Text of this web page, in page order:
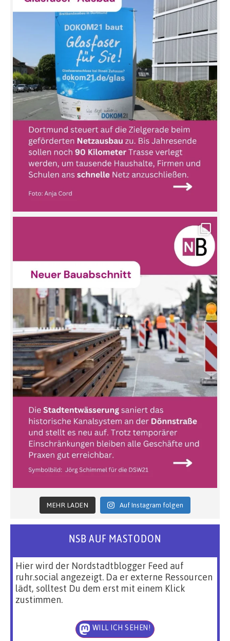
MEHR LADEN Auf Instagram folgen
NSB AUF MASTODON
Hier wird der Nordstadtblogger Feed auf
ruhr.social angezeigt. Da er externe Ressourcen
lädt, solltest Du dem erst mit einem Klick
zustimmen.
WILL ICH SEHEN!